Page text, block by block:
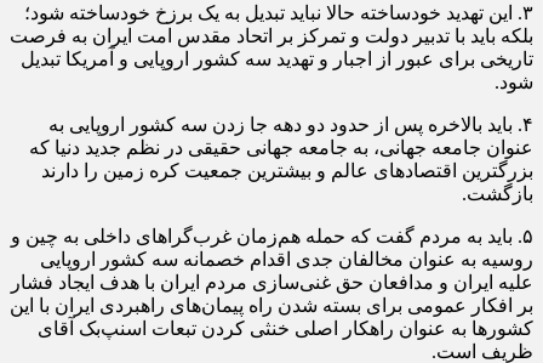
۳. این تهدید خودساخته حالا نباید تبدیل به یک برزخ خودساخته شود؛
بلکه باید با تدبیر دولت و تمرکز بر اتحاد مقدس امت ایران به فرصت
تاریخی برای عبور از اجبار و تهدید سه کشور اروپایی و آمریکا تبدیل
شود.
۴. باید بالاخره پس از حدود دو دهه جا زدن سه کشور اروپایی به
عنوان جامعه جهانی، به جامعه جهانی حقیقی در نظم جدید دنیا که
بزرگترین اقتصادهای عالم و بیشترین جمعیت کره زمین را دارند
بازگشت.
۵. باید به مردم گفت که حمله هم‌زمان غرب‌گراهای داخلی به چین و
روسیه به عنوان مخالفان جدی اقدام خصمانه سه کشور اروپایی
علیه ایران و مدافعان حق غنی‌سازی مردم ایران با هدف ایجاد فشار
بر افکار عمومی برای بسته شدن راه پیمان‌های راهبردی ایران با این
کشورها به عنوان راهکار اصلی خنثی کردن تبعات اسنپ‌بک آقای
ظریف است.